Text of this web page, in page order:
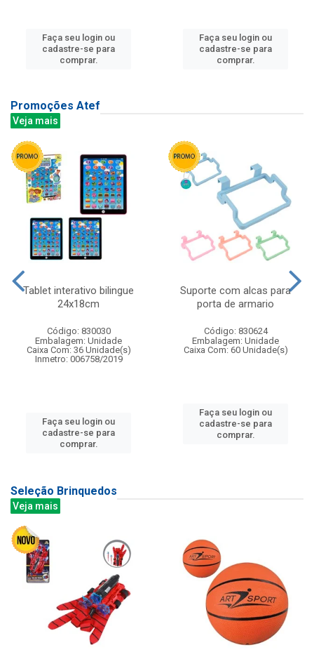
Faça seu login ou
cadastre-se para
comprar.
Faça seu login ou
cadastre-se para
comprar.
Promoções Atef
Veja mais
Tablet interativo bilingue
24x18cm
Código: 830030
Embalagem: Unidade
Caixa Com: 36 Unidade(s)
Inmetro: 006758/2019
Faça seu login ou
cadastre-se para
comprar.
Suporte com alcas para
porta de armario
Código: 830624
Embalagem: Unidade
Caixa Com: 60 Unidade(s)
Faça seu login ou
cadastre-se para
comprar.
Seleção Brinquedos
Veja mais